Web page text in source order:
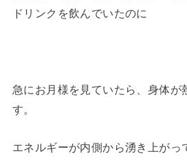
ドリンクを飲んでいたのに
急にお月様を見ていたら、身体が
す。
エネルギーが内側から湧き上がっ